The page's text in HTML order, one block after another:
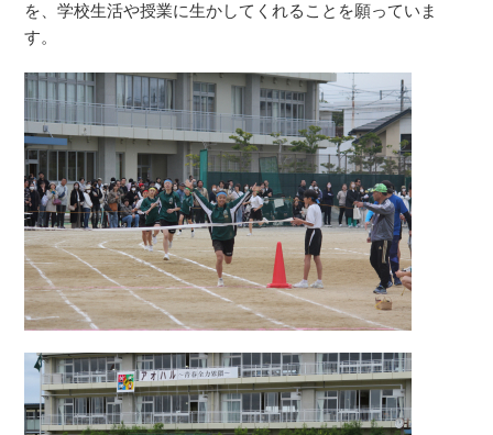
を、学校生活や授業に生かしてくれることを願っていま
す。